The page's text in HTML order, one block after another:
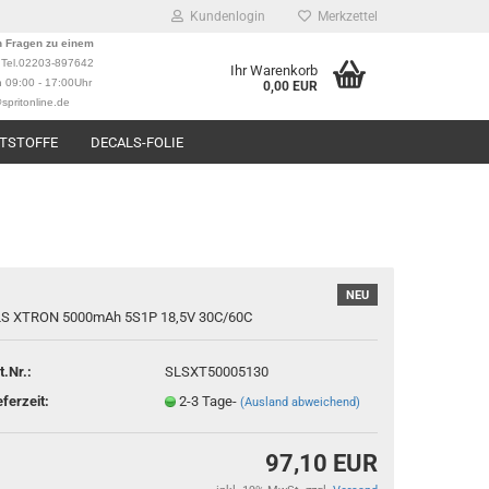
Kundenlogin
vergessen?
Merkzettel
Fragen zu einem
Tel.02203-897642
09:00 - 17:00Uhr
Ihr Warenkorb
0,00 EUR
DECALS-FOLIE
NEU
XTRON 5000mAh 5S1P 18,5V 30C/60C
SLSXT50005130
2-3 Tage- (Ausland abweichend)
97,10 EUR